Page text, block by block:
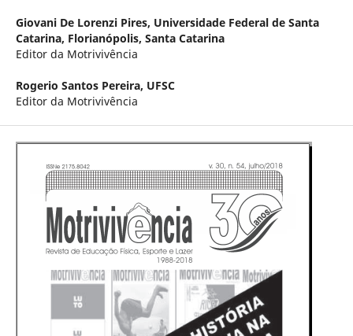
Giovani De Lorenzi Pires, Universidade Federal de Santa
Catarina, Florianópolis, Santa Catarina
Editor da Motrivivência
Rogerio Santos Pereira, UFSC
Editor da Motrivivência